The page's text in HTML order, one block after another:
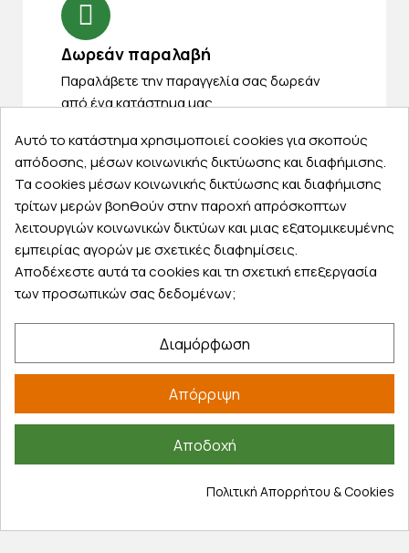
Δωρεάν παραλαβή
Παραλάβετε την παραγγελία σας δωρεάν
από ένα κατάστημα μας
Express αποστολές
Κάντε σήμερα την παραγγελία σας και
παραλάβετε αύριο στην πόρτα σας
Εξυπηρέτηση πελατών
Τα αγαπημένα μου
Τρόποι πληρωμής
Αυτό το κατάστημα χρησιμοποιεί cookies για σκοπούς
απόδοσης, μέσων κοινωνικής δικτύωσης και διαφήμισης.
Τα cookies μέσων κοινωνικής δικτύωσης και διαφήμισης
τρίτων μερών βοηθούν στην παροχή απρόσκοπτων
λειτουργιών κοινωνικών δικτύων και μιας εξατομικευμένης
εμπειρίας αγορών με σχετικές διαφημίσεις.
Αποδέχεστε αυτά τα cookies και τη σχετική επεξεργασία
των προσωπικών σας δεδομένων;
Διαμόρφωση
Απόρριψη
Αποδοχή
Πολιτική Απορρήτου & Cookies